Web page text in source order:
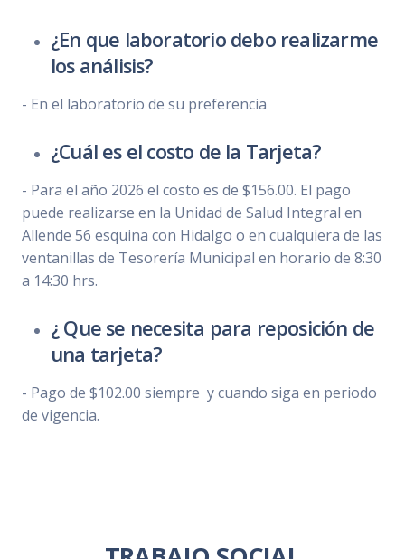
¿En que laboratorio debo realizarme
los análisis?
- En el laboratorio de su preferencia
¿Cuál es el costo de la Tarjeta?
- Para el año 2026 el costo es de $156.00. El pago
puede realizarse en la Unidad de Salud Integral en
Allende 56 esquina con Hidalgo o en cualquiera de las
ventanillas de Tesorería Municipal en horario de 8:30
a 14:30 hrs.
¿ Que se necesita para reposición de
una tarjeta?
- Pago de $102.00 siempre y cuando siga en periodo
de vigencia.